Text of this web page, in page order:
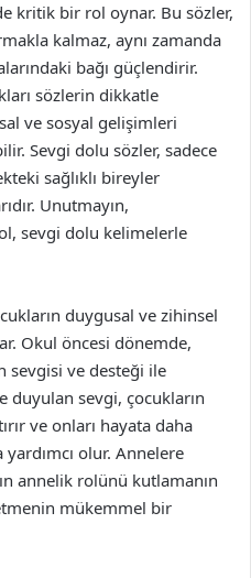
kritik bir rol oynar. Bu sözler,
kalmaz, aynı zamanda
bağı güçlendirir.
sözlerin dikkatle
ve sosyal gelişimleri
Sevgi dolu sözler, sadece
sağlıklı bireyler
Unutmayın,
sevgi dolu kelimelerle
duygusal ve zihinsel
Okul öncesi dönemde,
sevgisi ve desteği ile
duyulan sevgi, çocukların
ve onları hayata daha
olur. Annelere
annelik rolünü kutlamanın
mükemmel bir